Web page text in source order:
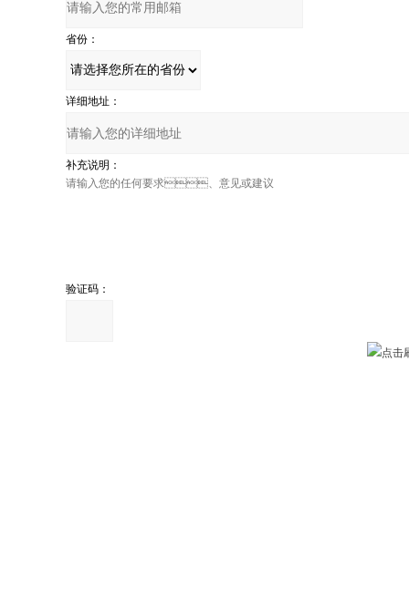
省份：
详细地址：
补充说明：
验证码：